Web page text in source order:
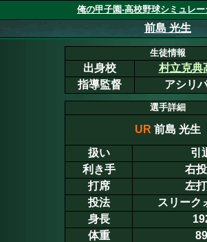
俺の甲子園-高校野球シミュレ
前島 光生
生徒情報
出身校
村立克典
指導監督
アシリ
選手詳細
UR 前島 光生
扱い
引
利き手
右
打席
左
投法
スリーク
身長
体重
89